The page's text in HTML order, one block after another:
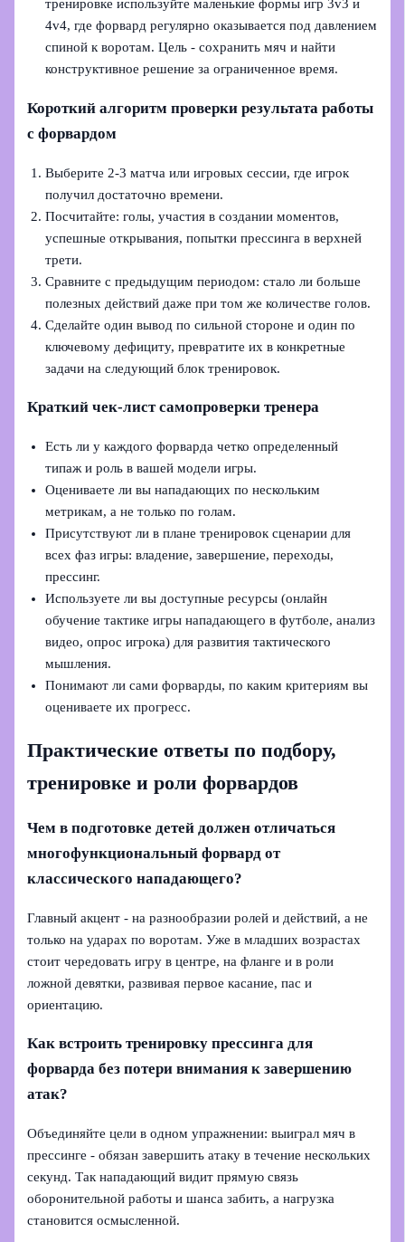
тренировке используйте маленькие формы игр 3v3 и
4v4, где форвард регулярно оказывается под давлением
спиной к воротам. Цель - сохранить мяч и найти
конструктивное решение за ограниченное время.
Короткий алгоритм проверки результата работы
с форвардом
Выберите 2-3 матча или игровых сессии, где игрок
получил достаточно времени.
Посчитайте: голы, участия в создании моментов,
успешные открывания, попытки прессинга в верхней
трети.
Сравните с предыдущим периодом: стало ли больше
полезных действий даже при том же количестве голов.
Сделайте один вывод по сильной стороне и один по
ключевому дефициту, превратите их в конкретные
задачи на следующий блок тренировок.
Краткий чек-лист самопроверки тренера
Есть ли у каждого форварда четко определенный
типаж и роль в вашей модели игры.
Оцениваете ли вы нападающих по нескольким
метрикам, а не только по голам.
Присутствуют ли в плане тренировок сценарии для
всех фаз игры: владение, завершение, переходы,
прессинг.
Используете ли вы доступные ресурсы (онлайн
обучение тактике игры нападающего в футболе, анализ
видео, опрос игрока) для развития тактического
мышления.
Понимают ли сами форварды, по каким критериям вы
оцениваете их прогресс.
Практические ответы по подбору,
тренировке и роли форвардов
Чем в подготовке детей должен отличаться
многофункциональный форвард от
классического нападающего?
Главный акцент - на разнообразии ролей и действий, а не
только на ударах по воротам. Уже в младших возрастах
стоит чередовать игру в центре, на фланге и в роли
ложной девятки, развивая первое касание, пас и
ориентацию.
Как встроить тренировку прессинга для
форварда без потери внимания к завершению
атак?
Объединяйте цели в одном упражнении: выиграл мяч в
прессинге - обязан завершить атаку в течение нескольких
секунд. Так нападающий видит прямую связь
оборонительной работы и шанса забить, а нагрузка
становится осмысленной.